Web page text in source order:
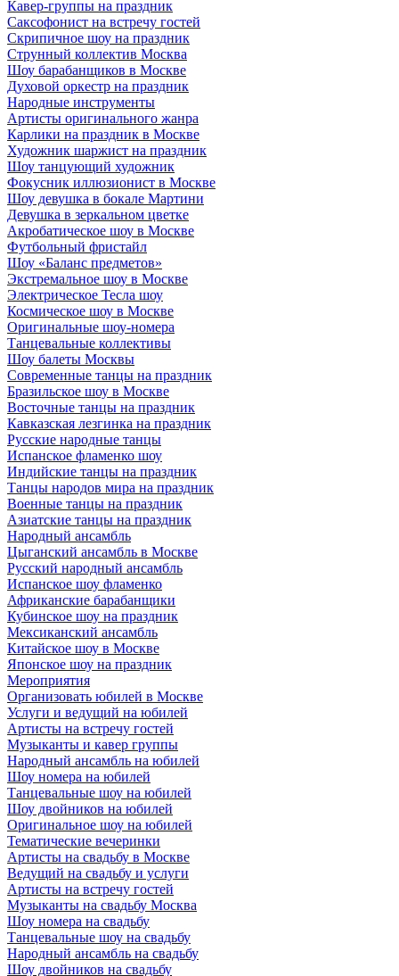
Кавер-группы на праздник
Саксофонист на встречу гостей
Скрипичное шоу на праздник
Струнный коллектив Москва
Шоу барабанщиков в Москве
Духовой оркестр на праздник
Народные инструменты
Артисты оригинального жанра
Карлики на праздник в Москве
Художник шаржист на праздник
Шоу танцующий художник
Фокусник иллюзионист в Москве
Шоу девушка в бокале Мартини
Девушка в зеркальном цветке
Акробатическое шоу в Москве
Футбольный фристайл
Шоу «Баланс предметов»
Экстремальное шоу в Москве
Электрическое Тесла шоу
Космическое шоу в Москве
Оригинальные шоу-номера
Танцевальные коллективы
Шоу балеты Москвы
Современные танцы на праздник
Бразильское шоу в Москве
Восточные танцы на праздник
Кавказская лезгинка на праздник
Русские народные танцы
Испанское фламенко шоу
Индийские танцы на праздник
Танцы народов мира на праздник
Военные танцы на праздник
Азиатские танцы на праздник
Народный ансамбль
Цыганский ансамбль в Москве
Русский народный ансамбль
Испанское шоу фламенко
Африканские барабанщики
Кубинское шоу на праздник
Мексиканский ансамбль
Китайское шоу в Москве
Японское шоу на праздник
Мероприятия
Организовать юбилей в Москве
Услуги и ведущий на юбилей
Артисты на встречу гостей
Музыканты и кавер группы
Народный ансамбль на юбилей
Шоу номера на юбилей
Танцевальные шоу на юбилей
Шоу двойников на юбилей
Оригинальное шоу на юбилей
Тематические вечеринки
Артисты на свадьбу в Москве
Ведущий на свадьбу и услуги
Артисты на встречу гостей
Музыканты на свадьбу Москва
Шоу номера на свадьбу
Танцевальные шоу на свадьбу
Народный ансамбль на свадьбу
Шоу двойников на свадьбу